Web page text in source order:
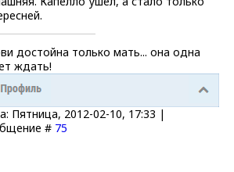
достойна только мать... она одна
ждать!
Пятница, 2012-02-10, 17:33 |
# 75